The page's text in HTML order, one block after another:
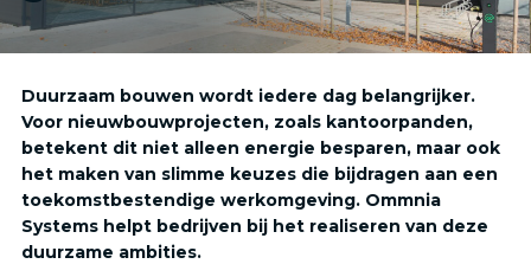
Duurzaam bouwen wordt iedere dag belangrijker.
Voor nieuwbouwprojecten, zoals kantoorpanden,
betekent dit niet alleen energie besparen, maar ook
het maken van slimme keuzes die bijdragen aan een
toekomstbestendige werkomgeving. Ommnia
Systems helpt bedrijven bij het realiseren van deze
duurzame ambities.​